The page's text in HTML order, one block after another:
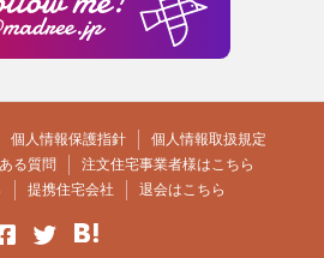
個人情報保護指針
個人情報取扱規定
る質問
注文住宅事業者様はこちら
提携住宅会社 退会はこちら